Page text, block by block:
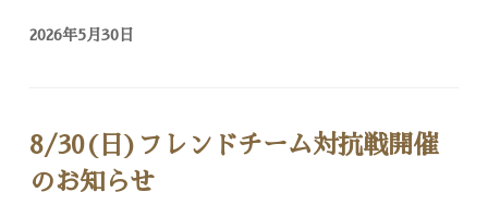
2026年5月30日
8/30(日)フレンドチーム対抗戦開催
のお知らせ